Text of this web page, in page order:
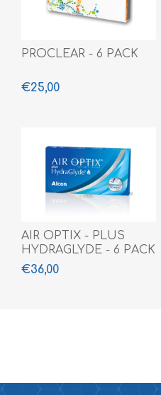
PROCLEAR - 6 PACK
€25,00
AIR OPTIX - PLUS
HYDRAGLYDE - 6 PACK
€36,00